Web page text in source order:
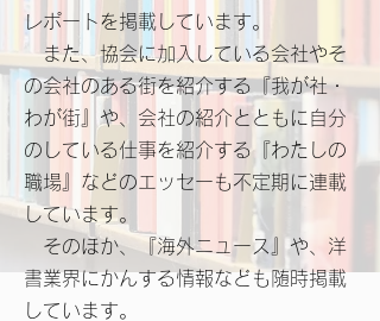
レポートを掲載しています。
また、協会に加入している会社やそ
の会社のある街を紹介する『我が社・
わが街』や、会社の紹介とともに自分
のしている仕事を紹介する『わたしの
職場』などのエッセーも不定期に連載
しています。
そのほか、『海外ニュース』や、洋
書業界にかんする情報なども随時掲載
しています。